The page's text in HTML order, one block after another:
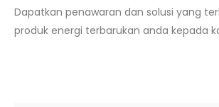
Dapatkan penawaran dan solusi yang
produk energi terbarukan anda kepada